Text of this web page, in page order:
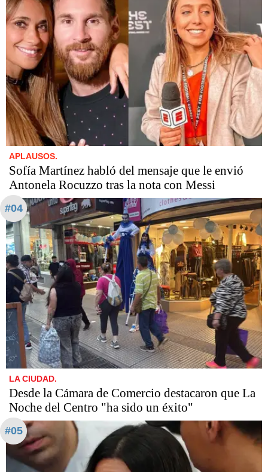
APLAUSOS.
Sofía Martínez habló del mensaje que le envió
Antonela Rocuzzo tras la nota con Messi
#04
LA CIUDAD.
Desde la Cámara de Comercio destacaron que La
Noche del Centro "ha sido un éxito"
#05